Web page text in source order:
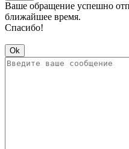
Ваше обращение успешно
ближайшее время.
Спасибо!
Ok